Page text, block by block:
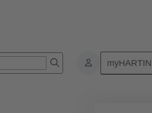
Produkter Förbindning